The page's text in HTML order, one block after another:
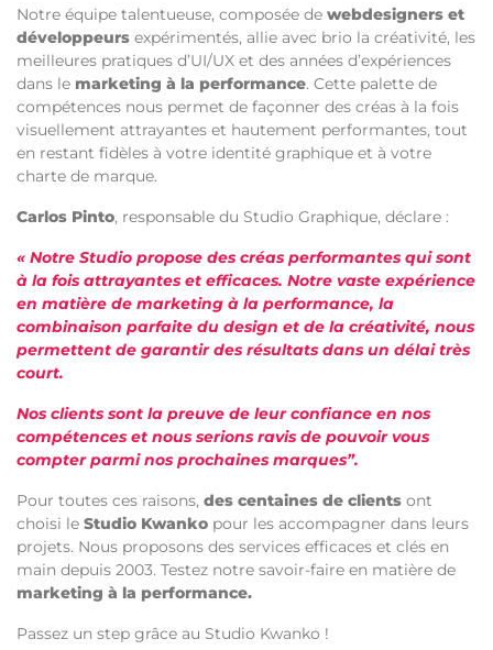
Notre équipe talentueuse, composée de webdesigners et
développeurs expérimentés, allie avec brio la créativité, les
meilleures pratiques d’UI/UX et des années d’expériences
dans le marketing à la performance. Cette palette de
compétences nous permet de façonner des créas à la fois
visuellement attrayantes et hautement performantes, tout
en restant fidèles à votre identité graphique et à votre
charte de marque.
Carlos Pinto, responsable du Studio Graphique, déclare :
« Notre Studio propose des créas performantes qui sont
à la fois attrayantes et efficaces. Notre vaste expérience
en matière de marketing à la performance, la
combinaison parfaite du design et de la créativité, nous
permettent de garantir des résultats dans un délai très
court.
Nos clients sont la preuve de leur confiance en nos
compétences et nous serions ravis de pouvoir vous
compter parmi nos prochaines marques”.
Pour toutes ces raisons, des centaines de clients ont
choisi le Studio Kwanko pour les accompagner dans leurs
projets. Nous proposons des services efficaces et clés en
main depuis 2003. Testez notre savoir-faire en matière de
marketing à la performance.
Passez un step grâce au Studio Kwanko !